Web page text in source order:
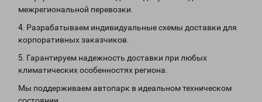
межрегиональной перевозки.
4. Разрабатываем индивидуальные схемы доставки для
корпоративных заказчиков.
5. Гарантируем надежность доставки при любых
климатических особенностях региона.
Мы поддерживаем автопарк в идеальном техническом